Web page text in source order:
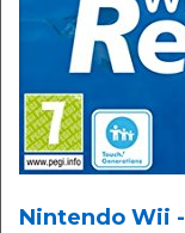
Nintendo Wii